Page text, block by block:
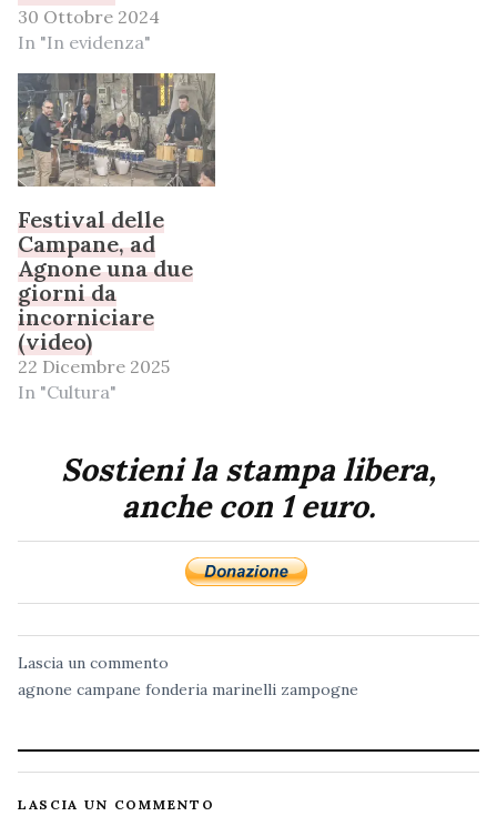
30 Ottobre 2024
In "In evidenza"
Festival delle
Campane, ad
Agnone una due
giorni da
incorniciare
(video)
22 Dicembre 2025
In "Cultura"
Sostieni la stampa libera,
anche con 1 euro.
Lascia un commento
agnone campane fonderia marinelli zampogne
LASCIA UN COMMENTO